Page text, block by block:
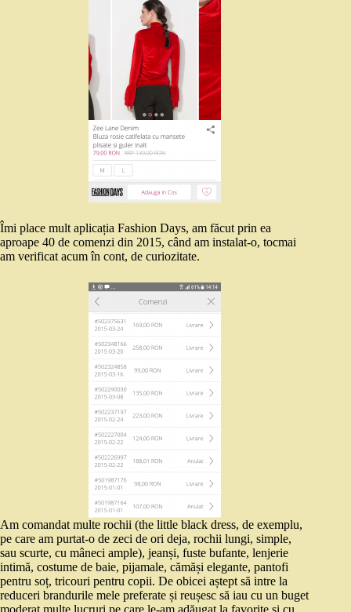
Îmi place mult aplicația Fashion Days, am făcut prin ea
aproape 40 de comenzi din 2015, când am instalat-o, tocmai
am verificat acum în cont, de curiozitate.
Am comandat multe rochii (the little black dress, de exemplu,
pe care am purtat-o de zeci de ori deja, rochii lungi, simple,
sau scurte, cu mâneci ample), jeanși, fuste bufante, lenjerie
intimă, costume de baie, pijamale, cămăși elegante, pantofi
pentru soț, tricouri pentru copii. De obicei aștept să intre la
reduceri brandurile mele preferate și reușesc să iau cu un buget